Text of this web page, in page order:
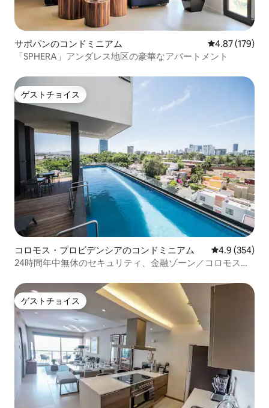
サポパンのコンドミニアム レビュー179
4.87 (179)
「SPHERA」アンダレス地区の豪華なアパートメント
ゲストチョイス
ゲストチョイス
コロモス・プロビデンシアのコンドミニアム レビュー354
4.9 (354)
24時間年中無休のセキュリティ、金融ゾーン／コロモス・
ゲストチョイス
ゲストチョイス